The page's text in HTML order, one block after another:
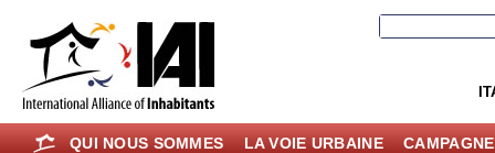
QUI NOUS SOMMES LA VOIE URBAINE